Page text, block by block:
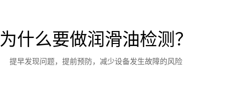
为什么要做润滑油检测？
提早发现问题，提前预防，减少设备发生故障的风险